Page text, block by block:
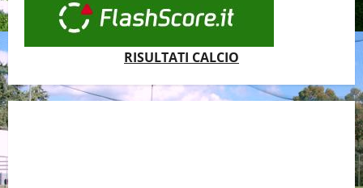
RISULTATI CALCIO